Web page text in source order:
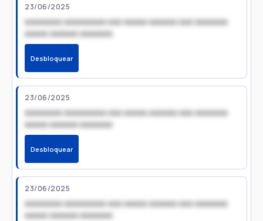
23/06/2025
xxxxxxxx xxxxxxxxx xxx xxxxx xxxxxx xxx xxxxxxx
xxxxx xxxxxx xxxxxxx
Desbloquear
23/06/2025
xxxxxxxx xxxxxxxxx xxx xxxxx xxxxxx xxx xxxxxxx
xxxxx xxxxxx xxxxxxx
Desbloquear
23/06/2025
xxxxxxxx xxxxxxxxx xxx xxxxx xxxxxx xxx xxxxxxx
xxxxx xxxxxx xxxxxxx